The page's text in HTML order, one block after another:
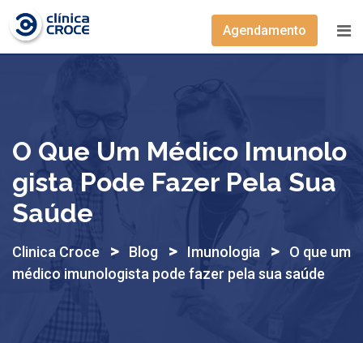
Skip
content
Agendamento
O Que Um Médico Imunolo
Gista Pode Fazer Pela Sua
Saúde
Clinica Croce > Blog > Imunologia >
O que um
médico imunologista pode fazer pela sua saúde